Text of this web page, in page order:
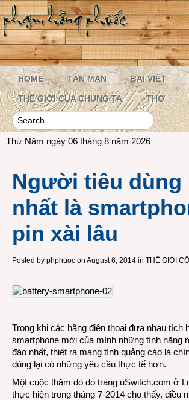
HOME TẢN MẠN BÀI VIẾT
THẾ GIỚI CỦA CHÚNG TA THƠ
Thứ Năm ngày 06 tháng 8 năm 2026
Người tiêu dùng
nhất là
pin xài lâu
Posted by phphuoc on August 6, 2014 in THẾ GIỚI
Trong khi các hãng điện thoại đưa nhau tích
smartphone mới của mình những tính năng
đáo nhất, thiệt ra mang tính quảng cáo là
dùng lại có những yêu cầu thực tế hơn.
Một cuộc thăm dò do trang uSwitch.com ở
thực hiện trong tháng 7-2014 cho thấy, điều